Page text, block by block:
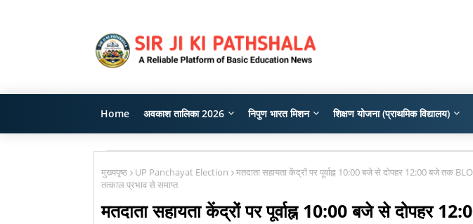
Home अवकाश तालिका 2026 निपुण भारत मिशन शिक्षण योजना (प्राथमिक विद्यालय)
मुख्यपृष्ठ UP Panchayat Election
मतदाता सहायता केंद्रों पर पूर्वाह्न 10:00 बजे से दोपहर 12:00 बजे तक BLO
तत्काल प्रभाव से समाप्त
मतदाता सहायता केंद्रों पर पूर्वाह्न 10:00 बजे से दोपहर